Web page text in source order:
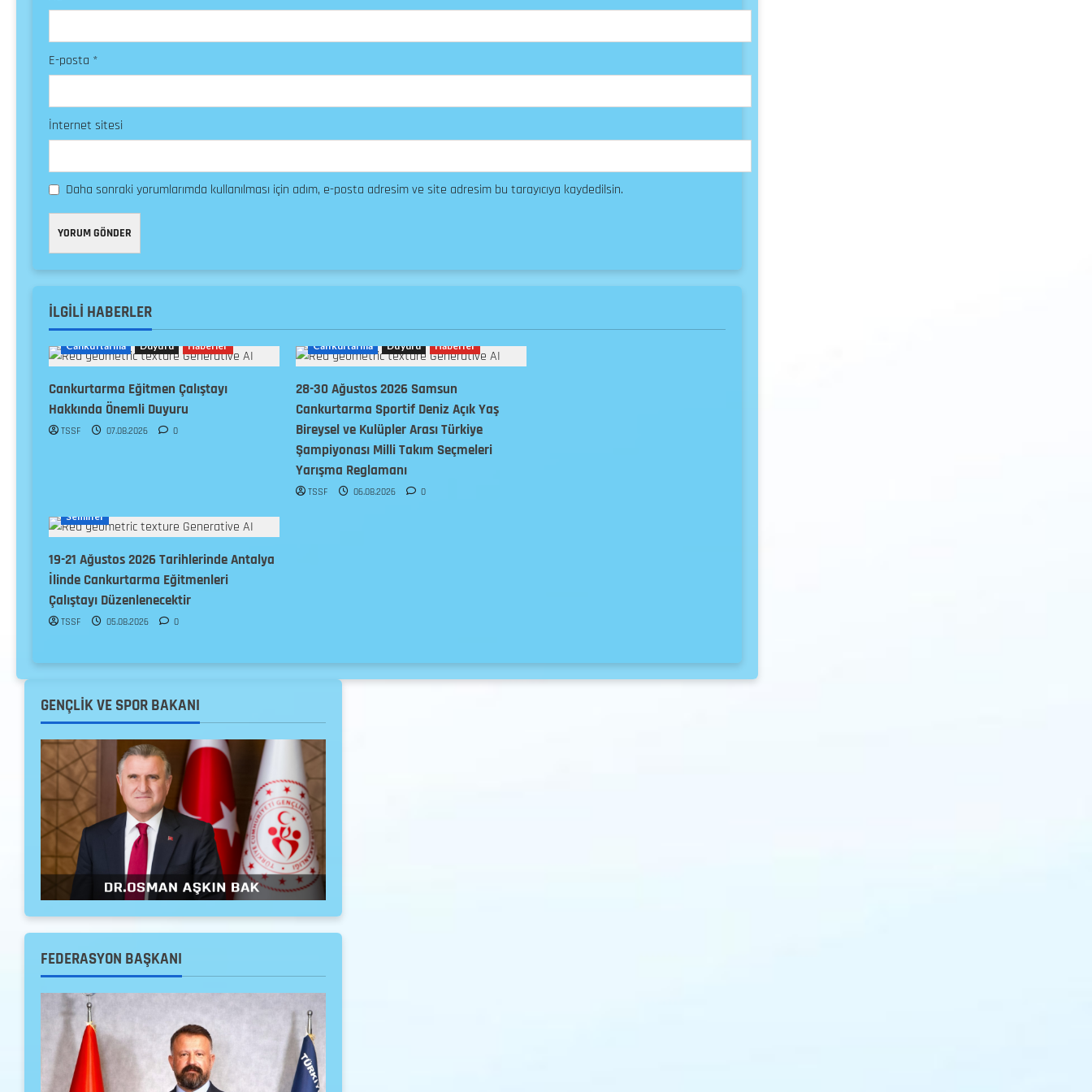
E-posta *
İnternet sitesi
Daha sonraki yorumlarımda kullanılması için adım, e-posta adresim ve site adresim bu tarayıcıya kaydedilsin.
İLGILI HABERLER
Cankurtarma Duyuru Haberler
Cankurtarma Eğitmen Çalıştayı
Hakkında Önemli Duyuru
TSSF 07.08.2026 0
Cankurtarma Duyuru Haberler
28-30 Ağustos 2026 Samsun
Cankurtarma Sportif Deniz Açık Yaş
Bireysel ve Kulüpler Arası Türkiye
Şampiyonası Milli Takım Seçmeleri
Yarışma Reglamanı
TSSF 06.08.2026 0
Seminer
19-21 Ağustos 2026 Tarihlerinde Antalya
İlinde Cankurtarma Eğitmenleri
Çalıştayı Düzenlenecektir
TSSF 05.08.2026 0
GENÇLIK VE SPOR BAKANI
FEDERASYON BAŞKANI
2
Cankurtarma Duyuru Haberler
28-30 Ağustos 2026 Samsun
Cankurtarma Sportif Deniz Açık
Yaş Bireysel ve Kulüpler Arası
Türkiye Şampiyonası Milli Takım
3
Cankurtarma Duyuru
Haberler
Seminer
19-21 Ağustos 2026 Tarihlerinde
Antalya İlinde Cankurtarma
Eğitmenleri Çalıştayı
Düzenlenecektir
05.08.2026
Duyuru Haberler
Büro Personeli İşe Alım İlanı
05.08.2026